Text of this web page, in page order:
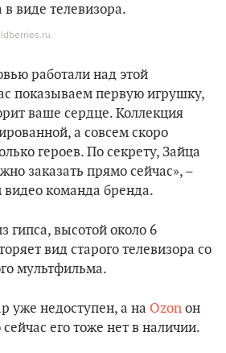
работали над этой
показываем первую игрушку,
ваше сердце. Коллекция
а совсем скоро
героев. По секрету, Зайца
заказать прямо сейчас», –
видео команда бренда.
гипса, высотой около 6
вид старого телевизора со
мультфильма.
уже недоступен, а на Ozon он
его тоже нет в наличии.